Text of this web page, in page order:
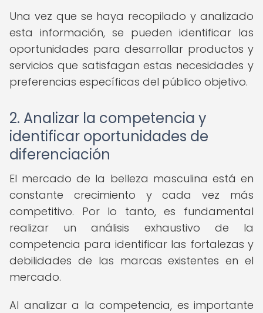
Una vez que se haya recopilado y analizado
esta información, se pueden identificar las
oportunidades para desarrollar productos y
servicios que satisfagan estas necesidades y
preferencias específicas del público objetivo.
2. Analizar la competencia y
identificar oportunidades de
diferenciación
El mercado de la belleza masculina está en
constante crecimiento y cada vez más
competitivo. Por lo tanto, es fundamental
realizar un análisis exhaustivo de la
competencia para identificar las fortalezas y
debilidades de las marcas existentes en el
mercado.
Al analizar a la competencia, es importante